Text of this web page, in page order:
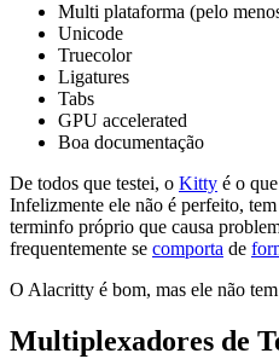
Multi plataforma (pelo
Unicode
Truecolor
Ligatures
Tabs
GPU accelerated
Boa documentação
De todos que testei, o Kitty é o
Infelizmente ele não é perfeito, tem
terminfo próprio que causa
frequentemente se comporta de
O Alacritty é bom, mas ele não
Multiplexadores de